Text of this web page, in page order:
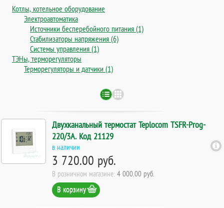
Котлы, котельное оборудование
Электроавтоматика
Источники бесперебойного питания (1)
Стабилизаторы напряжения (6)
Системы управления (1)
ТЭНы, терморегуляторы
Терморегуляторы и датчики (1)
Двухканальный термостат Teplocom TSFR-Prog-
220/3A. Код 21129
в наличии
3 720.00 руб.
В розничном магазине: 4 000.00 руб.
В корзину